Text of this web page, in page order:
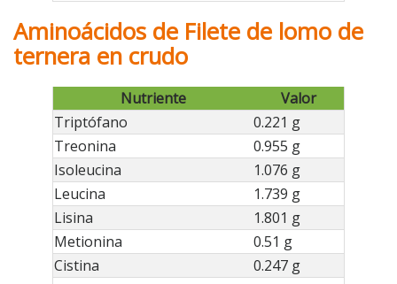
Aminoácidos de Filete de lomo de
ternera en crudo
Nutriente
Valor
Triptófano
0.221 g
Treonina
0.955 g
Isoleucina
1.076 g
Leucina
1.739 g
Lisina
1.801 g
Metionina
0.51 g
Cistina
0.247 g